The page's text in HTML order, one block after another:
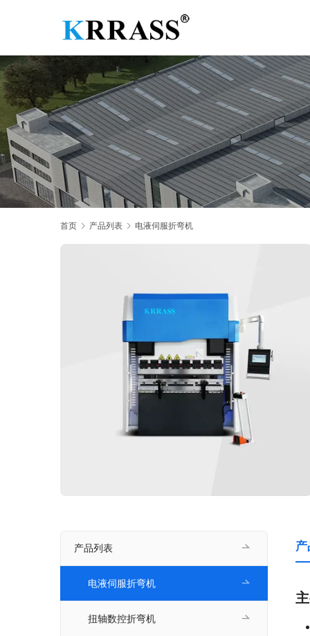
首页 产品列表 电液伺服折弯机
产品列表
电液伺服折弯机
扭轴数控折弯机